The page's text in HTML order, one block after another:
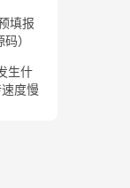
填报
）
生什
度慢